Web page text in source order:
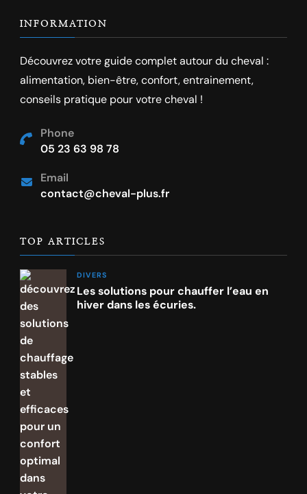
INFORMATION
Découvrez votre guide complet autour du cheval :
alimentation, bien-être, confort, entrainement,
conseils pratique pour votre cheval !
Phone
05 23 63 98 78
Email
contact@cheval-plus.fr
TOP ARTICLES
DIVERS
Les solutions pour chauffer l’eau en
hiver dans les écuries.